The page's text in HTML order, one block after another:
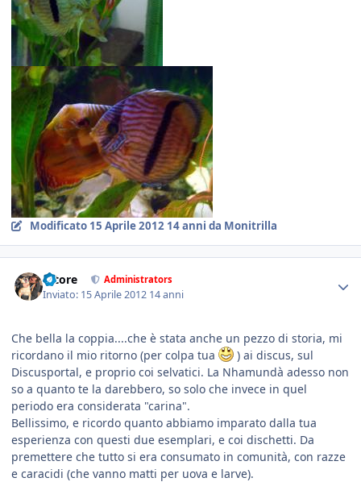
Modificato 15 Aprile 2012 14 anni da Monitrilla
tatore Administrators
Inviato: 15 Aprile 2012 14 anni
Che bella la coppia....che è stata anche un pezzo di storia, mi
ricordano il mio ritorno (per colpa tua
) ai discus, sul
Discusportal, e proprio coi selvatici. La Nhamundà adesso non
so a quanto te la darebbero, so solo che invece in quel
periodo era considerata "carina".
Bellissimo, e ricordo quanto abbiamo imparato dalla tua
esperienza con questi due esemplari, e coi dischetti. Da
premettere che tutto si era consumato in comunità, con razze
e caracidi (che vanno matti per uova e larve).